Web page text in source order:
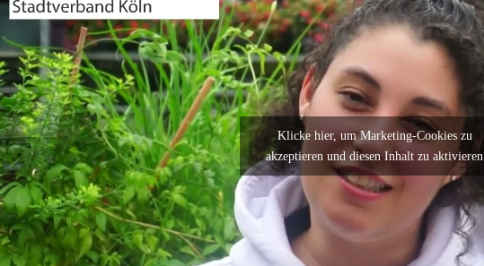
Klicke hier, um Marketing-Cookies zu
akzeptieren und diesen Inhalt zu aktivieren